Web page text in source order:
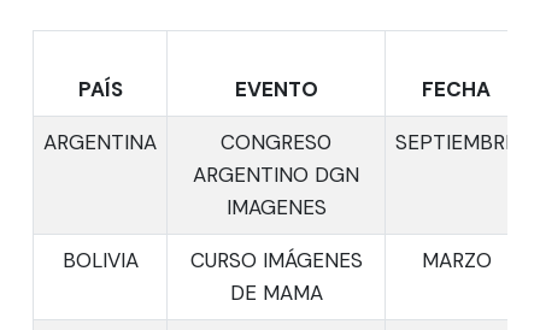
PAÍS EVENTO FECHA
ARGENTINA
CONGRES0
ARGENTINO DGN
IMAGENES
SEPTIEMBRE
BOLIVIA
CURSO IMÁGENES
DE MAMA
MARZO